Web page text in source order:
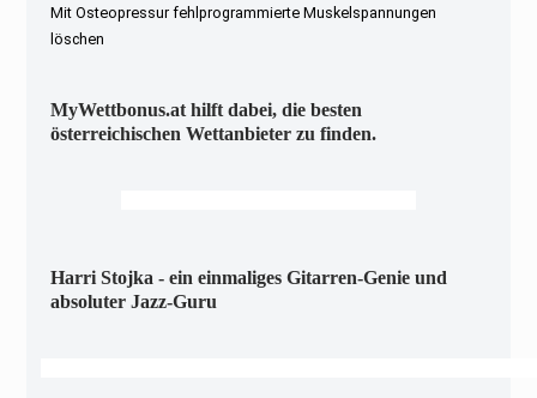
Mit Osteopressur fehlprogrammierte Muskelspannungen
löschen
MyWettbonus.at hilft dabei, die besten
österreichischen Wettanbieter zu finden.
Harri Stojka - ein einmaliges Gitarren-Genie und
absoluter Jazz-Guru